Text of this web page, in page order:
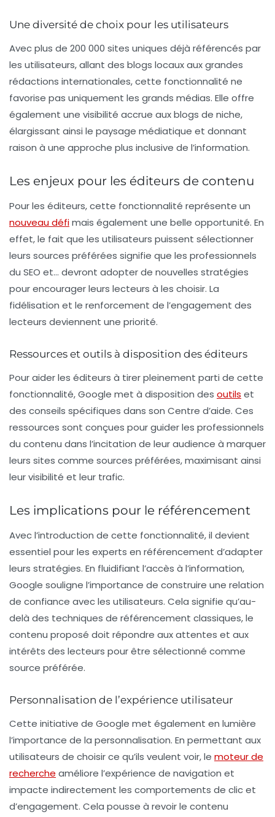
Une diversité de choix pour les utilisateurs
Avec plus de 200 000 sites uniques déjà référencés par
les utilisateurs, allant des blogs locaux aux grandes
rédactions internationales, cette fonctionnalité ne
favorise pas uniquement les grands médias. Elle offre
également une visibilité accrue aux blogs de niche,
élargissant ainsi le paysage médiatique et donnant
raison à une approche plus inclusive de l’information.
Les enjeux pour les éditeurs de contenu
Pour les éditeurs, cette fonctionnalité représente un
nouveau défimais également une belle opportunité. En
effet, le fait que les utilisateurs puissent sélectionner
leurs sources préférées signifie que les professionnels
du SEO et… devront adopter de nouvelles stratégies
pour encourager leurs lecteurs à les choisir. La
fidélisation et le renforcement de l’engagement des
lecteurs deviennent une priorité.
Ressources et outils à disposition des éditeurs
Pour aider les éditeurs à tirer pleinement parti de cette
fonctionnalité, Google met à disposition des outils et
des conseils spécifiques dans son Centre d’aide. Ces
ressources sont conçues pour guider les professionnels
du contenu dans l’incitation de leur audience à marquer
leurs sites comme sources préférées, maximisant ainsi
leur visibilité et leur trafic.
Les implications pour le référencement
Avec l’introduction de cette fonctionnalité, il devient
essentiel pour les experts en référencement d’adapter
leurs stratégies. En fluidifiant l’accès à l’information,
Google souligne l’importance de construire une relation
de confiance avec les utilisateurs. Cela signifie qu’au-
delà des techniques de référencement classiques, le
contenu proposé doit répondre aux attentes et aux
intérêts des lecteurs pour être sélectionné comme
source préférée.
Personnalisation de l’expérience utilisateur
Cette initiative de Google met également en lumière
l’importance de la personnalisation. En permettant aux
utilisateurs de choisir ce qu’ils veulent voir, le moteur de
recherche améliore l’expérience de navigation et
impacte indirectement les comportements de clic et
d’engagement. Cela pousse à revoir le contenu